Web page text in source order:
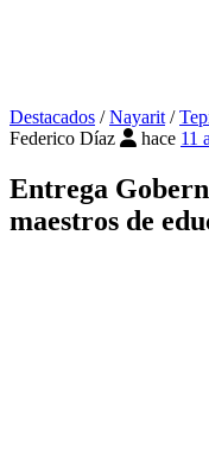
Destacados /Nayarit/
Federico Díaz
hace 11
Entrega
maestros de